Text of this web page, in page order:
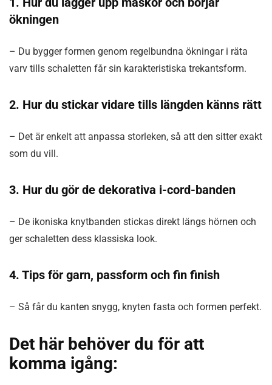
ökningen
– Du bygger formen genom regelbundna ökningar i räta
varv tills schaletten får sin karakteristiska trekantsform.
2. Hur du stickar vidare tills längden känns rätt
– Det är enkelt att anpassa storleken, så att den sitter exakt
som du vill.
3. Hur du gör de dekorativa i-cord-banden
– De ikoniska knytbanden stickas direkt längs hörnen och
ger schaletten dess klassiska look.
4. Tips för garn, passform och fin finish
– Så får du kanten snygg, knyten fasta och formen perfekt.
Det här behöver du för att
komma igång: